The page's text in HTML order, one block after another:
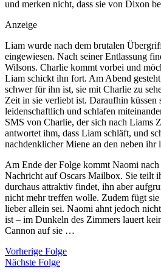
und merken nicht, dass sie von Dixon
Anzeige
Liam wurde nach dem brutalen
eingewiesen. Nach seiner Entlassung
Wilsons. Charlie kommt vorbei und
Liam schickt ihn fort. Am Abend
schwer für ihn ist, sie mit Charlie zu
Zeit in sie verliebt ist. Daraufhin
leidenschaftlich und schlafen
SMS von Charlie, der sich nach Liams
antwortet ihm, dass Liam schläft, und
nachdenklicher Miene an den neben ihr
Am Ende der Folge kommt Naomi
Nachricht auf Oscars Mailbox. Sie teilt
durchaus attraktiv findet, ihn aber
nicht mehr treffen wolle. Zudem fügt sie
lieber allein sei. Naomi ahnt jedoch
ist – im Dunkeln des Zimmers lauert
Cannon auf sie …
Vorherige Folge
Nächste Folge